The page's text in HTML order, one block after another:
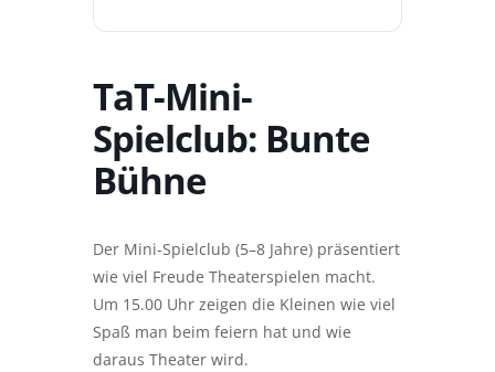
TaT-Mini-
Spielclub: Bunte
Bühne
Der Mini-Spielclub (5–8 Jahre) präsentiert
wie viel Freude Theaterspielen macht.
Um 15.00 Uhr zeigen die Kleinen wie viel
Spaß man beim feiern hat und wie
daraus Theater wird.